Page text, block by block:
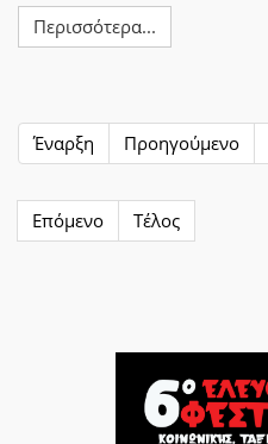
Περισσότερα...
Έναρξη Προηγούμενο
Επόμενο Τέλος